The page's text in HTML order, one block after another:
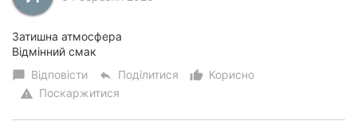
Затишна атмосфера
Відмінний смак
chat_bubble Відповісти reply Поділитися thumb_up_alt
Корисно
warning Поскаржитися